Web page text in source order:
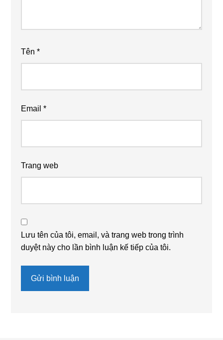
Tên*
Email*
Trang web
Lưu tên của tôi, email, và trang web trong trình
duyệt này cho lần bình luận kế tiếp của tôi.